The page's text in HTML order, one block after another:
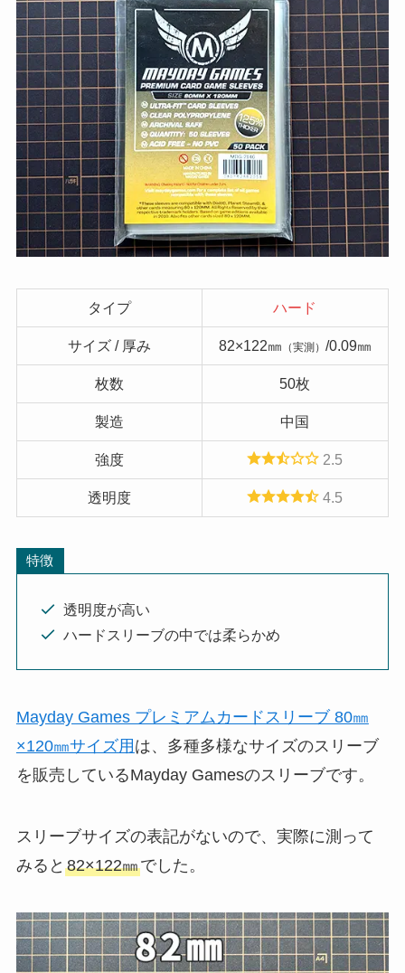
タイプ ハード
サイズ / 厚み 82×122㎜ （実測） /0.09㎜
枚数 50枚
製造 中国
強度 2.5
透明度 4.5
特徴
透明度が高い
ハードスリーブの中では柔らかめ
Mayday Games プレミアムカードスリーブ 80㎜
×120㎜サイズ用 は、多種多様なサイズのスリーブ
を販売しているMayday Gamesのスリーブです。
スリーブサイズの表記がないので、実際に測って
みると 82×122㎜でした。